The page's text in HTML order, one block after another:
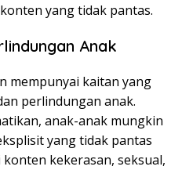
yang tidak pantas.
Anak
mempunyai kaitan yang
perlindungan anak.
anak-anak mungkin
yang tidak pantas
kekerasan, seksual,